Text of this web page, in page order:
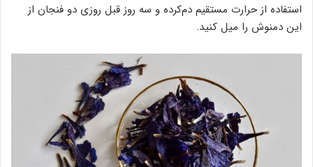
استفاده از حرارت مستقیم دم‌کرده و سه روز قبل روزی دو فنجان از
این دمنوش را میل کنید.